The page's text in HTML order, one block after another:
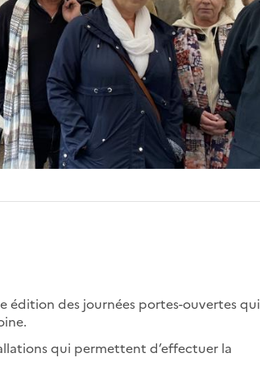
édition des journées portes-ouvertes qui
qui permettent d’effectuer la